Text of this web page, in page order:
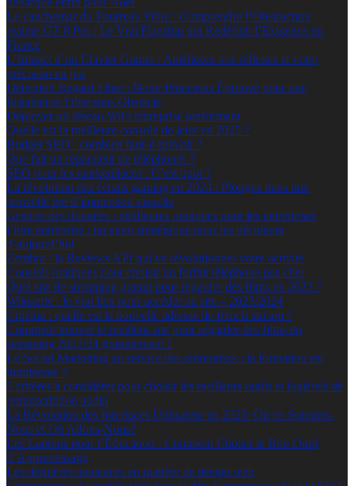
Le cauchemar du Fourreau Fibre : Comprendre l’Obstruction
realme GT 8 Pro : Le Vrai Flagship qui Redéfinit l’Exigence en
France
L’Impact d’un Clavier Gamer : Améliorez vos réflexes et votre
précision en jeu
Détection Regard Fibre : Notre Processus Éprouvé pour une
Installation Fibre sans Obstacle
Déployer un réseau WiFi entreprise performant
Quelle est la meilleure console de jeux en 2025 ?
Budget SEO : combien faut-il prévoir ?
Que fait un réparateur de téléphones ?
SEO pour les marketplaces : C’est quoi ?
La révolution des écrans gaming en 2024 : Plongez dans une
nouvelle ère d’immersion visuelle
Gestion des données : meilleures pratiques pour les entreprises
Fibre entreprise : un atout stratégique pour les décideurs
d’aujourd’hui
Zembra : la Reviews API qui va révolutionner votre activité
Conseils pratiques pour choisir un forfait téléphone pas cher
Quel site de streaming gratuit pour regarder des films en 2023 ?
Wikiserie : le vrai lien pour accéder au site – 2023/2024
Cinéma : quelle est la nouvelle adresse de french stream ?
Comment trouver le meilleur site pour regarder des films en
streaming 2023/24 gratuitement ?
Le Social Marketing au service des entreprises : la formation est
imminente ?
6 critères à considérer pour choisir les meilleurs outils et logiciels de
retranscription audio
La Révolution des Interfaces Utilisateur en 2023: Où en Sommes-
Nous et Où Allons-Nous?
Les Laptops pour l’Éducation : Comment Choisir le Bon Outil
d’Apprentissage
Les dernières tendances en matière de design web